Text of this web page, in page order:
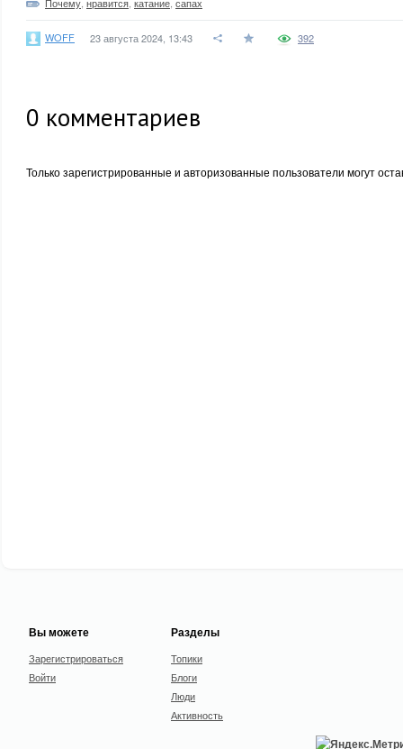
WOFF 23 августа 2024, 13:43 392
0 комментариев
Только зарегистрированные и авторизованные пользователи могут
Вы можете
Зарегистрироваться
Войти
Разделы
Топики
Блоги
Люди
Активность